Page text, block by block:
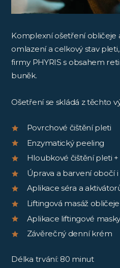
Komplexní ošetření obličeje
omlazení a celkový stav
firmy PHYRIS s obsahem
buněk.
Ošetření se skládá z těchto
Povrchové čištění pleti
Enzymatický peeling
Hloubkové čištění pleti
Úprava a barvení obočí i
Aplikace séra a
Liftingová masáž
Aplikace liftingové
Závěrečný denní krém
Délka trvání: 80 minut